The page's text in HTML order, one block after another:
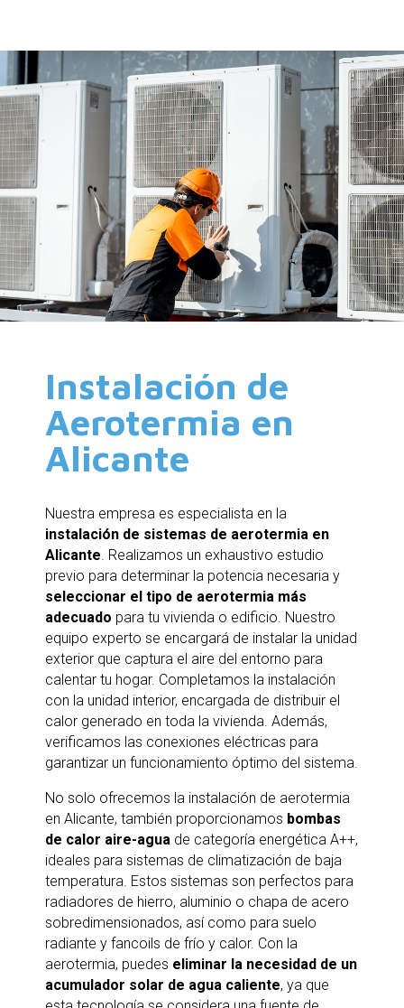
Instalación de
Aerotermia en
Alicante
Nuestra empresa es especialista en la
instalación de sistemas de aerotermia en
Alicante. Realizamos un exhaustivo estudio
previo para determinar la potencia necesaria y
seleccionar el tipo de aerotermia más
adecuado para tu vivienda o edificio. Nuestro
equipo experto se encargará de instalar la unidad
exterior que captura el aire del entorno para
calentar tu hogar. Completamos la instalación
con la unidad interior, encargada de distribuir el
calor generado en toda la vivienda. Además,
verificamos las conexiones eléctricas para
garantizar un funcionamiento óptimo del sistema.
No solo ofrecemos la instalación de aerotermia
en Alicante, también proporcionamos bombas
de calor aire-agua de categoría energética A++,
ideales para sistemas de climatización de baja
temperatura. Estos sistemas son perfectos para
radiadores de hierro, aluminio o chapa de acero
sobredimensionados, así como para suelo
radiante y fancoils de frío y calor. Con la
aerotermia, puedes eliminar la necesidad de un
acumulador solar de agua caliente, ya que